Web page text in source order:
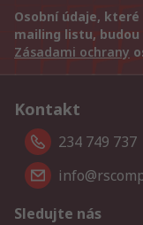
Osobní údaje,
mailing listu, budou
Zásadami ochrany
Kontakt
234 749 737
Sledujte nás